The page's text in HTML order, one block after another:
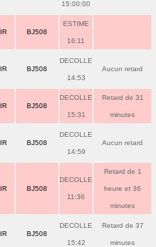
15:00:00
BJ508
ESTIME
16:11
BJ508
DECOLLE
14:53
Aucun retard
BJ508
DECOLLE
15:31
Retard de 31
minutes
BJ508
DECOLLE
14:59
Aucun retard
BJ508
DECOLLE
11:36
Retard de 1
heure et 36
minutes
BJ508
DECOLLE
15:42
Retard de 37
minutes